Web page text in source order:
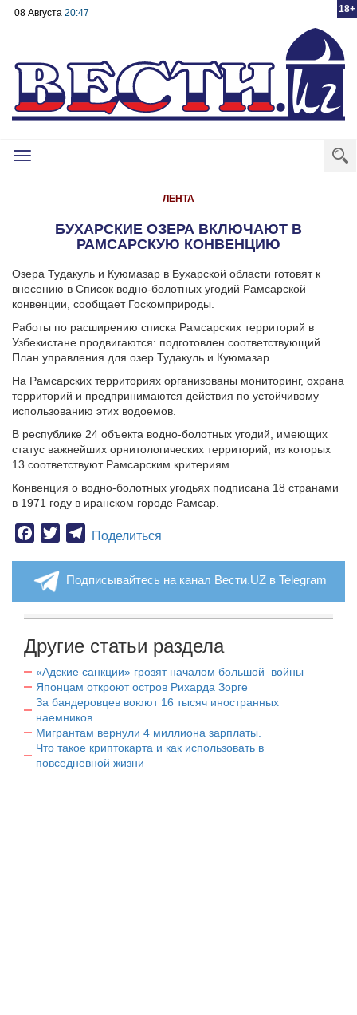
18+
08 Августа 20:47
Toggle
ЛЕНТА
БУХАРСКИЕ ОЗЕРА ВКЛЮЧАЮТ В
РАМСАРСКУЮ КОНВЕНЦИЮ
Озера Тудакуль и Куюмазар в Бухарской области готовят к
внесению в Список водно-болотных угодий Рамсарской
конвенции, сообщает Госкомприроды.
Работы по расширению списка Рамсарских территорий в
Узбекистане продвигаются: подготовлен соответствующий
План управления для озер Тудакуль и Куюмазар.
На Рамсарских территориях организованы мониторинг, охрана
территорий и предпринимаются действия по устойчивому
использованию этих водоемов.
В республике 24 объекта водно-болотных угодий, имеющих
статус важнейших орнитологических территорий, из которых
13 соответствуют Рамсарским критериям.
Конвенция о водно-болотных угодьях подписана 18 странами
в 1971 году в иранском городе Рамсар.
Facebook
TwitterTelegram
Поделиться
Подписывайтесь на канал Вести.UZ в Telegram
Другие статьи раздела
«Адские санкции» грозят началом большой войны
Японцам откроют остров Рихарда Зорге
За бандеровцев воюют 16 тысяч иностранных
наемников.
Мигрантам вернули 4 миллиона зарплаты.
Что такое криптокарта и как использовать в
повседневной жизни